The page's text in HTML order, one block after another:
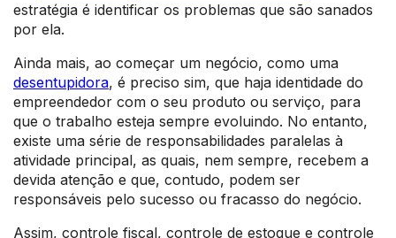
estratégia é identificar os problemas que são sanados
por ela.
Ainda mais, ao começar um negócio, como uma
desentupidora, é preciso sim, que haja identidade do
empreendedor com o seu produto ou serviço, para
que o trabalho esteja sempre evoluindo. No entanto,
existe uma série de responsabilidades paralelas à
atividade principal, as quais, nem sempre, recebem a
devida atenção e que, contudo, podem ser
responsáveis pelo sucesso ou fracasso do negócio.
Assim, controle fiscal, controle de estoque e controle